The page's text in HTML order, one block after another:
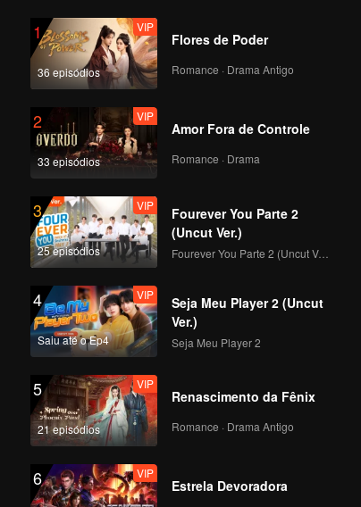
1
36 episódios
VIP
Flores de Poder
Romance · Drama Antigo
2
33 episódios
VIP
Amor Fora de Controle
Romance · Drama
3
25 episódios
VIP
Fourever You Parte 2
(Uncut Ver.)
Fourever You Parte 2 (Uncut Ver.)
4
Saiu até o Ep4
VIP
Seja Meu Player 2 (Uncut
Ver.)
Seja Meu Player 2
5
21 episódios
VIP
Renascimento da Fênix
Romance · Drama Antigo
6 VIP
Estrela Devoradora